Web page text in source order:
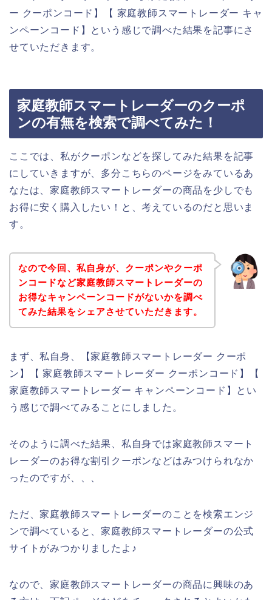
ー クーポンコード】【 家庭教師スマートレーダー キャ
ンペーンコード】という感じで調べた結果を記事にさ
せていただきます。
家庭教師スマートレーダーのクーポ
ンの有無を検索で調べてみた！
ここでは、私がクーポンなどを探してみた結果を記事
にしていきますが、多分こちらのページをみているあ
なたは、家庭教師スマートレーダーの商品を少しでも
お得に安く購入したい！と、考えているのだと思いま
す。
なので今回、私自身が、クーポンやクーポ
ンコードなど家庭教師スマートレーダーの
お得なキャンペーンコードがないかを調べ
てみた結果をシェアさせていただきます。
まず、私自身、【家庭教師スマートレーダー クーポ
ン】【 家庭教師スマートレーダー クーポンコード】【
家庭教師スマートレーダー キャンペーンコード】とい
う感じで調べてみることにしました。
そのように調べた結果、私自身では家庭教師スマート
レーダーのお得な割引クーポンなどはみつけられなか
ったのですが、、、
ただ、家庭教師スマートレーダーのことを検索エンジ
ンで調べていると、家庭教師スマートレーダーの公式
サイトがみつかりましたよ♪
なので、家庭教師スマートレーダーの商品に興味のあ